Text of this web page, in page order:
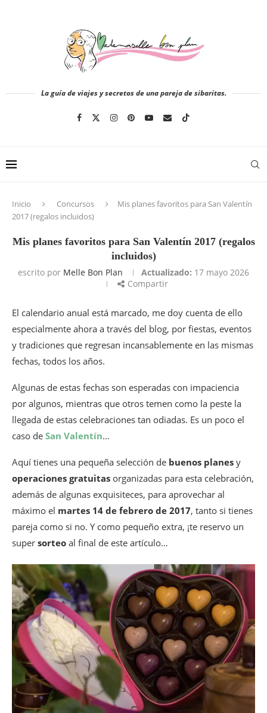
La guía de viajes y secretos de una pareja de sibaritas.
Inicio Concursos
Mis planes favoritos para San Valentín
2017 (regalos incluidos)
Mis planes favoritos para San Valentín 2017 (regalos
incluidos)
escrito por Melle Bon Plan Actualizado: 17 mayo 2026
Compartir
El calendario anual está marcado, me doy cuenta de ello
especialmente ahora a través del blog, por fiestas, eventos
y tradiciones que regresan incansablemente en las mismas
fechas, todos los años.
Algunas de estas fechas son esperadas con impaciencia
por algunos, mientras que otros temen como la peste la
llegada de estas celebraciones tan odiadas. Es un poco el
caso de San Valentín…
Aquí tienes una pequeña selección de buenos planes y
operaciones gratuitas organizadas para esta celebración,
además de algunas exquisiteces, para aprovechar al
máximo el martes 14 de febrero de 2017, tanto si tienes
pareja como si no. Y como pequeño extra, ¡te reservo un
super sorteo al final de este artículo…